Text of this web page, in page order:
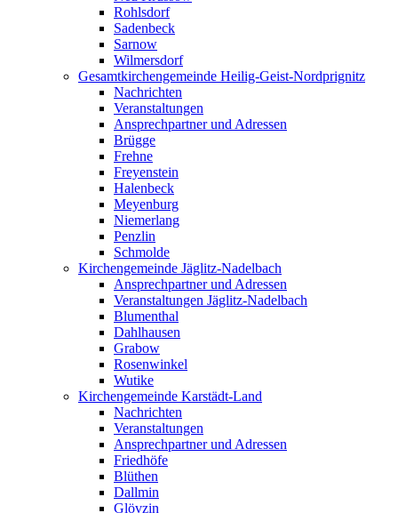
Rohlsdorf
Sadenbeck
Sarnow
Wilmersdorf
Gesamtkirchengemeinde Heilig-Geist-Nordprignitz
Nachrichten
Veranstaltungen
Ansprechpartner und Adressen
Brügge
Frehne
Freyenstein
Halenbeck
Meyenburg
Niemerlang
Penzlin
Schmolde
Kirchengemeinde Jäglitz-Nadelbach
Ansprechpartner und Adressen
Veranstaltungen Jäglitz-Nadelbach
Blumenthal
Dahlhausen
Grabow
Rosenwinkel
Wutike
Kirchengemeinde Karstädt-Land
Nachrichten
Veranstaltungen
Ansprechpartner und Adressen
Friedhöfe
Blüthen
Dallmin
Glövzin